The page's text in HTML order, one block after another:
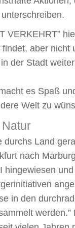
VERKEHRT”
aber nicht
der Stadt
es Spaß
Welt zu
durchs Land
nach
hingewiesen
in den
werden.”